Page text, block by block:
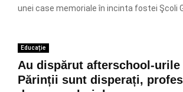
unei case memoriale în incinta fostei Şcoli
Educație
Au dispărut afterschool-
Părinții sunt disperați,